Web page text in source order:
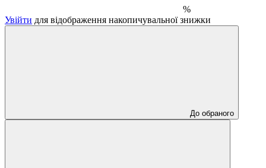
%
Увійти для відображення накопичувальної знижки
До обраного